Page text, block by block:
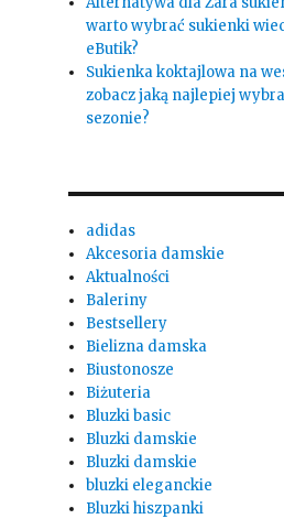
warto wybrać sukienki
eButik?
Sukienka koktajlowa na
zobacz jaką najlepiej
sezonie?
adidas
Akcesoria damskie
Aktualności
Baleriny
Bestsellery
Bielizna damska
Biustonosze
Biżuteria
Bluzki basic
Bluzki damskie
Bluzki damskie
bluzki eleganckie
Bluzki hiszpanki